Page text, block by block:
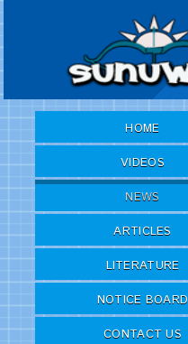
HOME
VIDEOS
NEWS
ARTICLES
LITERATURE
NOTICE BOARD
CONTACT US